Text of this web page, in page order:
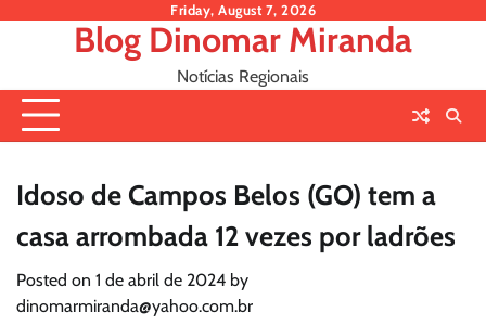
Friday, August 7, 2026
Blog Dinomar Miranda
Notícias Regionais
Idoso de Campos Belos (GO) tem a
casa arrombada 12 vezes por ladrões
Posted on 1 de abril de 2024 by
dinomarmiranda@yahoo.com.br